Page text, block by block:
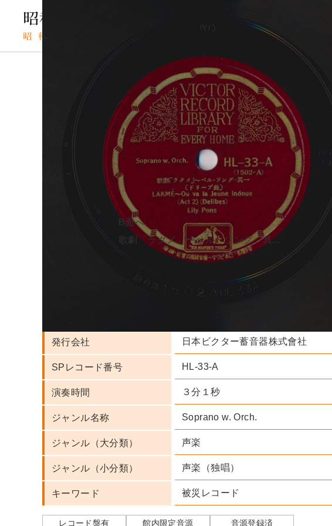
SPレコードの検索結果 歌劇「ラクメ」〜ベル・ソング 其一
SPレコード
カゲキ「ラクメ」〜ベル・
資料番号：
SPH2360300091A
歌劇「ラクメ」〜ベ
B面へ
歌劇「ラクメ」〜ベル・ソング 其...
Lily Pons 実演家
Léo Delibes 作曲者
発行会社 日本ビクター蓄音器株式會社
SPレコード番号 HL-33-A
演奏時間 ３分１秒
ジャンル名称 Soprano w. Orch.
ジャンル（大分類） 声楽
ジャンル（小分類） 声楽（独唱）
キーワード 被災レコード
レコード盤有 館内限定音源 音源登録済